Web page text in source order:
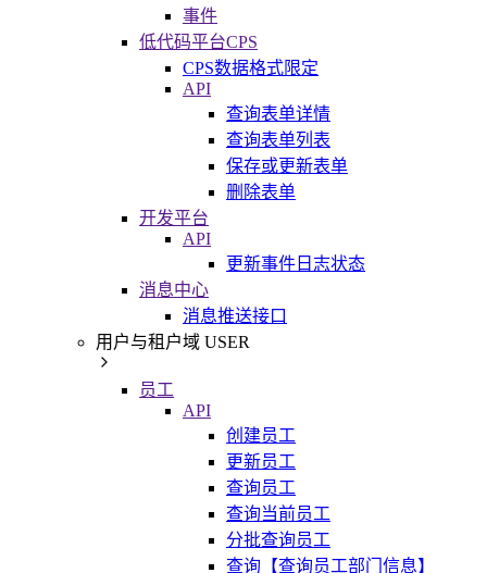
事件
低代码平台CPS
CPS数据格式限定
API
查询表单详情
查询表单列表
保存或更新表单
删除表单
开发平台
API
更新事件日志状态
消息中心
消息推送接口
用户与租户域 USER
员工
API
创建员工
更新员工
查询员工
查询当前员工
分批查询员工
查询【查询员工部门信息】